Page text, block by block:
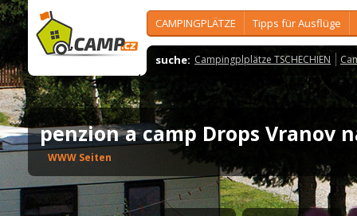
CAMPINGPLÄTZE Tipps für Ausflüge
suche: Campingplplätze TSCHECHIEN
penzion a camp Drops Vranov
WWW Seiten